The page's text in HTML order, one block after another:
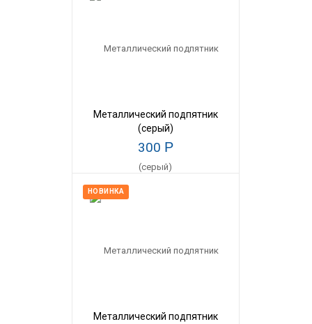
Металлический подпятник
(серый)
300 Р
НОВИНКА
Металлический подпятник